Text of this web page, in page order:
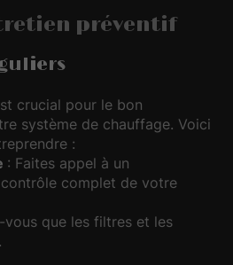
préventif
crucial pour le bon
système de chauffage. Voici
:
: Faites appel à un
complet de votre
vous que les filtres et les